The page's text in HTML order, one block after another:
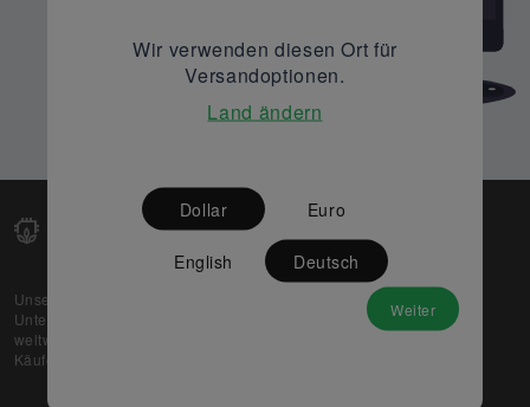
Unsere Web-Plattform unterstützt OEM- und EMS-
Unternehmen dabei, ihre überschüssigen Lagerbestände
weltweit zu verkaufen und gleichzeitig den potenziellen
Käufern beste Preise und Qualität zu bieten.
Partner
Wir verwenden diesen Ort für
Versandoptionen.
Land ändern
Dollar Euro
English Deutsch
Weiter